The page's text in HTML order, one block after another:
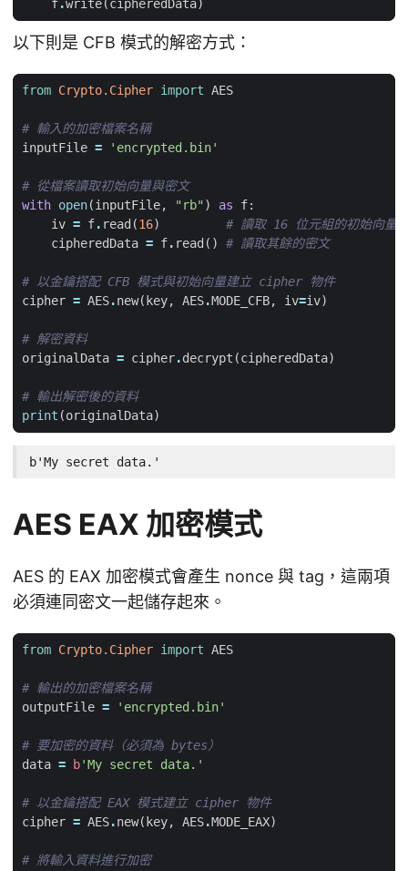
f.write(cipheredData)
以下則是 CFB 模式的解密方式：
from Crypto.Cipher import AES
# 輸入的加密檔案名稱
inputFile = 'encrypted.bin'
# 從檔案讀取初始向量與密文
with open(inputFile, "rb") as f:
iv = f. read (16)
# 讀取 16 位元組的初始向量
cipheredData = f. read () # 讀取其餘的密文
# 以金鑰搭配 CFB 模式與初始向量建立 cipher 物件
cipher = AES.new( key, AES.MODE_CFB, iv=iv)
# 解密資料
originalData = cipher.decrypt (cipheredData)
# 輸出解密後的資料
print (originalData)
b'My secret data.'
AES EAX 加密模式
AES 的 EAX 加密模式會產生 nonce 與 tag，這兩項
必須連同密文一起儲存起來。
from Crypto.Cipher import AES
# 輸出的加密檔案名稱
outputFile = 'encrypted.bin'
# 要加密的資料（必須為 bytes）
data = b'My secret data.'
# 以金鑰搭配 EAX 模式建立 cipher 物件
cipher = AES.new( key, AES.MODE_EAX)
# 將輸入資料進行加密